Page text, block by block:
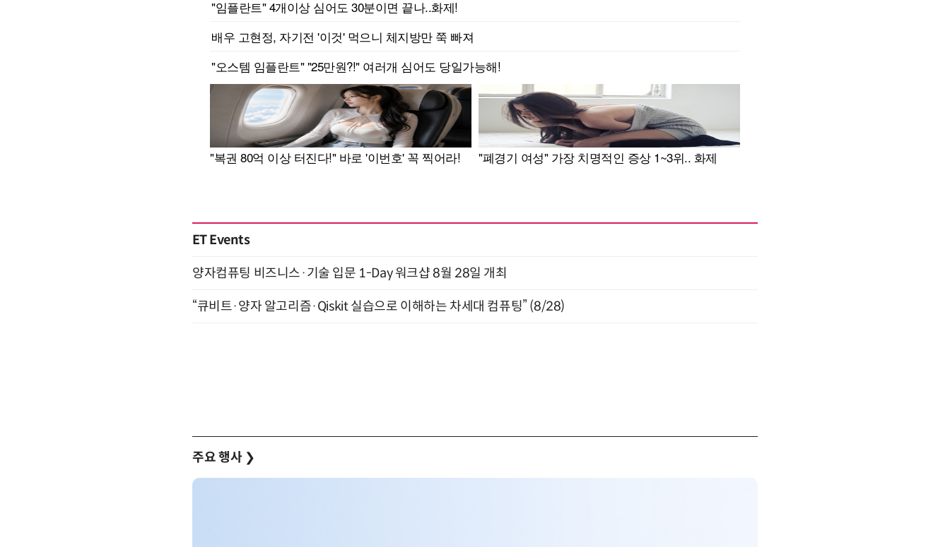
ET Events
양자컴퓨팅 비즈니스·기술 입문 1-Day 워크샵 8월 28일 개최
“큐비트·양자 알고리즘·Qiskit 실습으로 이해하는 차세대 컴퓨팅” (8/28)
주요 행사 ❯